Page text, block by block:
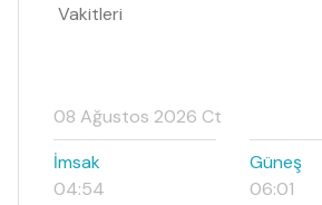
Vakitleri
08 Ağustos 2026 Ct
İmsak
04:54
Güneş
06:01